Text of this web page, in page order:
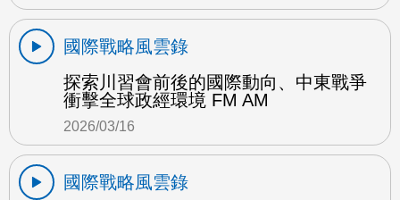
國際戰略風雲錄
探索川習會前後的國際動向、中東戰爭
衝擊全球政經環境 FM AM
2026/03/16
國際戰略風雲錄